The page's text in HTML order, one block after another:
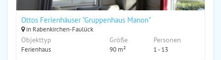
Ottos Ferienhäuser "Gruppenhaus Manon"
in Rabenkirchen-Faulück
Objekttyp
Ferienhaus
Größe
90 m²
Personen
1 - 13